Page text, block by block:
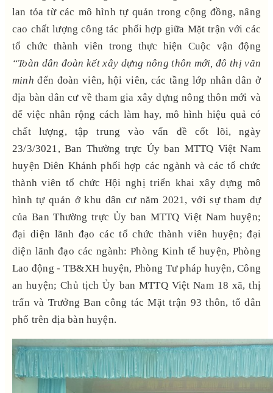
lan tỏa từ các mô hình tự quản trong cộng đồng, nâng
cao chất lượng công tác phối hợp giữa Mặt trận với các
tổ chức thành viên trong thực hiện Cuộc vận động
“Toàn dân đoàn kết xây dựng nông thôn mới, đô thị văn
minhđến đoàn viên, hội viên, các tầng lớp nhân dân ở
địa bàn dân cư về tham gia xây dựng nông thôn mới và
để việc nhân rộng cách làm hay, mô hình hiệu quả có
chất lượng, tập trung vào vấn đề cốt lõi, ngày
23/3/3021, Ban Thường trực Ủy ban MTTQ Việt Nam
huyện Diên Khánh phối hợp các ngành và các tổ chức
thành viên tổ chức Hội nghị triển khai xây dựng mô
hình tự quản ở khu dân cư năm 2021, với sự tham dự
của Ban Thường trực Ủy ban MTTQ Việt Nam huyện;
đại diện lãnh đạo các tổ chức thành viên huyện; đại
diện lãnh đạo các ngành: Phòng Kinh tế huyện, Phòng
Lao động - TB&XH huyện, Phòng Tư pháp huyện, Công
an huyện; Chủ tịch Ủy ban MTTQ Việt Nam 18 xã, thị
trấn và Trưởng Ban công tác Mặt trận 93 thôn, tổ dân
phố trên địa bàn huyện.